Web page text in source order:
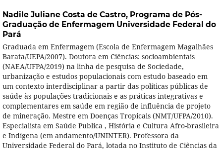
Nadile Juliane Costa de Castro, Programa de Pós-
Graduação de Enfermagem Universidade Federal do
Pará
Graduada em Enfermagem (Escola de Enfermagem Magalhães
Barata/UEPA/2007). Doutora em Ciências: socioambientais
(NAEA/UFPA/2019) na linha de pesquisa de Sociedade,
urbanização e estudos populacionais com estudo baseado em
um contexto interdisciplinar a partir das políticas públicas de
saúde às populações tradicionais e as práticas integrativas e
complementares em saúde em região de influência de projeto
de mineração. Mestre em Doenças Tropicais (NMT/UFPA/2010).
Especialista em Saúde Publica , História e Cultura Afro-brasileira
e Indígena (em andamento/UNINTER). Professora da
Universidade Federal do Pará, lotada no Instituto de Ciências da